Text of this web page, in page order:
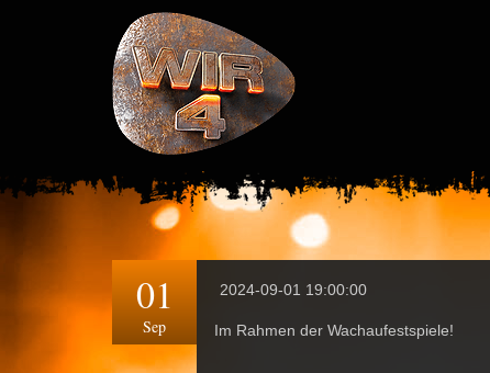
01
Sep
2024-09-01 19:00:00
Im Rahmen der Wachaufestspiele!